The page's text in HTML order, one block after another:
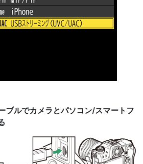
ブルでカメラとパソコン/スマートフ